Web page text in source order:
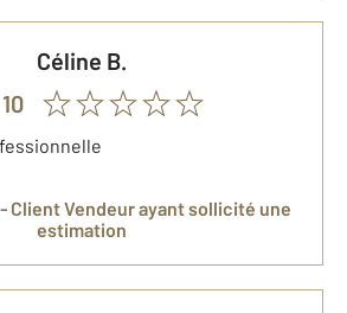
Céline B.
Client Vendeurayant sollicité une
estimation